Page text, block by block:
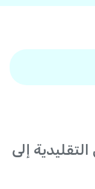
إلى